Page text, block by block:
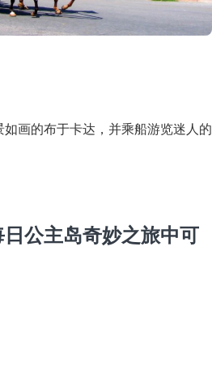
画的布于卡达，并乘船游览迷人的
公主岛奇妙之旅中可